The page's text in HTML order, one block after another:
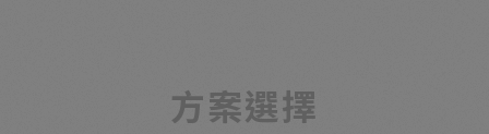
方案選擇